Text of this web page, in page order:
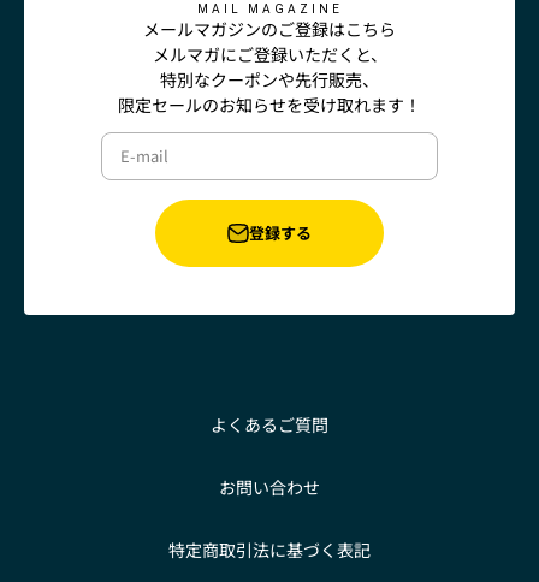
MAIL MAGAZINE
メールマガジンのご登録はこちら
メルマガにご登録いただくと、
特別なクーポンや先行販売、
限定セールのお知らせを受け取れます！
E-mail
登録する
よくあるご質問
お問い合わせ
特定商取引法に基づく表記